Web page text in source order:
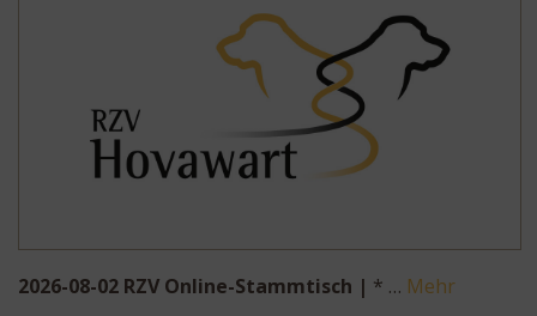
2026-08-02 RZV Online-Stammtisch | * … Mehr